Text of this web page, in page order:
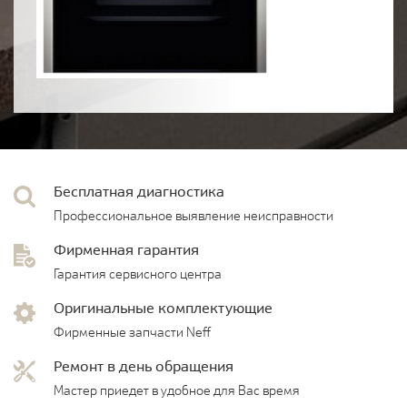
Бесплатная диагностика
Профессиональное выявление неисправности
Фирменная гарантия
Гарантия сервисного центра
Оригинальные комплектующие
Фирменные запчасти Neff
Ремонт в день обращения
Мастер приедет в удобное для Вас время